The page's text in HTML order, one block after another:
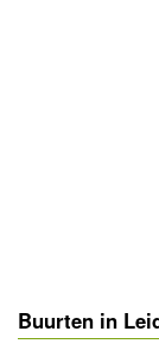
Buurten in